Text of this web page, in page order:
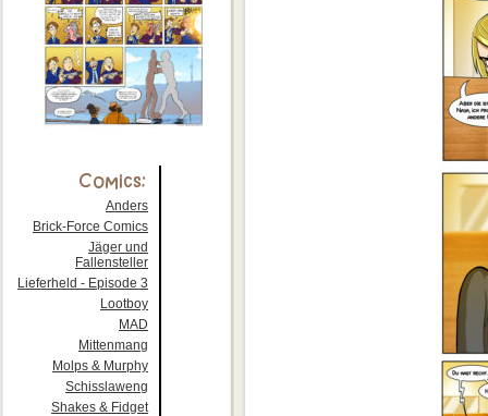
Anders
Brick-Force Comics
Jäger und
Fallensteller
Lieferheld - Episode 3
Lootboy
MAD
Mittenmang
Molps & Murphy
Schisslaweng
Shakes & Fidget